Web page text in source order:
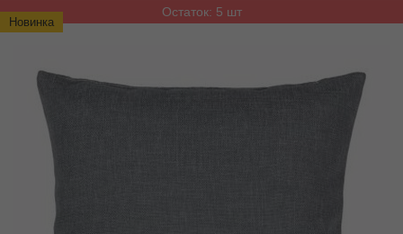
Новинка
Остаток: 5 шт